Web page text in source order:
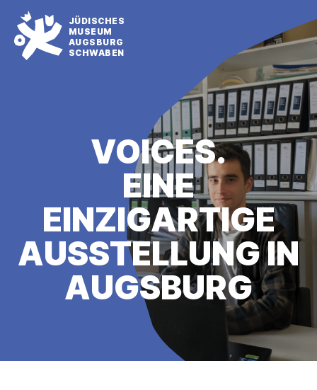
JÜDISCHES
MUSEUM
AUGSBURG
SCHWABEN
VOICES.
EINE
EINZIGARTIGE
AUS­STELLUNG IN
AUGSBURG